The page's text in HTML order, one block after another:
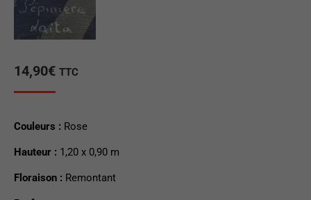
14,90€ TTC
Couleurs : Rose
Hauteur : 1,20 x 0,90 m
Floraison : Remontant